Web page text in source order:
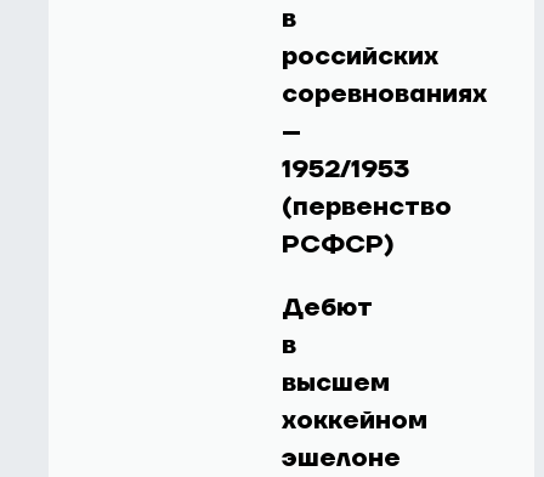
в
российских
соревнованиях
–
1952/1953
(первенство
РСФСР)
Дебют
в
высшем
хоккейном
эшелоне